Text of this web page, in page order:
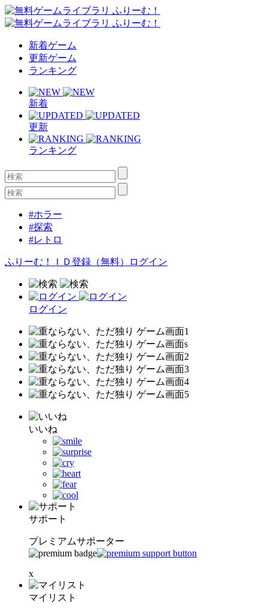
新着ゲーム
更新ゲーム
ランキング
新着
更新
ランキング
#ホラー
#探索
#レトロ
ふりーむ！ＩＤ登録（無料） ログイン
ログイン
いいね
サポート
プレミアムサポーター
x
マイリスト